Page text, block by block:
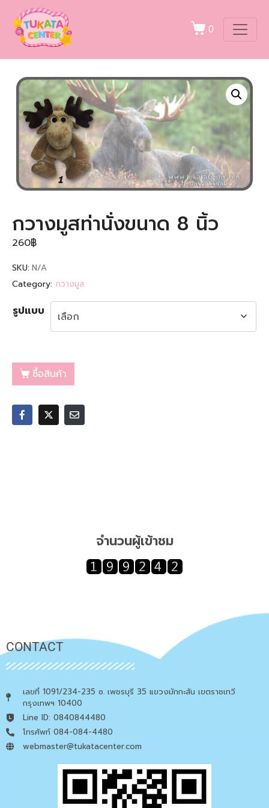
0
กวางมูสท่านั่งขนาด 8 นิ้ว
260฿
SKU: N/A
Category: กวางมูส
รูปแบบ
ซื้อสินค้า
จำนวนผู้เข้าชม
CONTACT
เลขที่ 1091/234-235 ซ. เพชรบุรี 35 แขวงมักกะสัน เขตราชเทวี
กรุงเทพฯ 10400
Line ID: 0840844480
โทรศัพท์ 084-084-4480
webmaster@tukatacenter.com